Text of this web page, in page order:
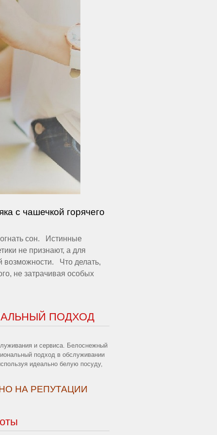
с чашечкой горячего
сон. Истинные
не признают, а для
возможности. Что делать,
не затрачивая особых
ПОДХОД
и сервиса. Белоснежный
подход в обслуживании
идеально белую посуду,
НА РЕПУТАЦИИ